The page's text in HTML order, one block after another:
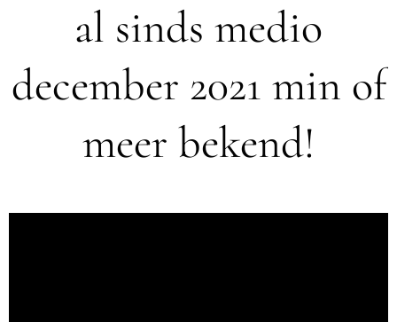
al sinds medio
december 2021 min of
meer bekend!